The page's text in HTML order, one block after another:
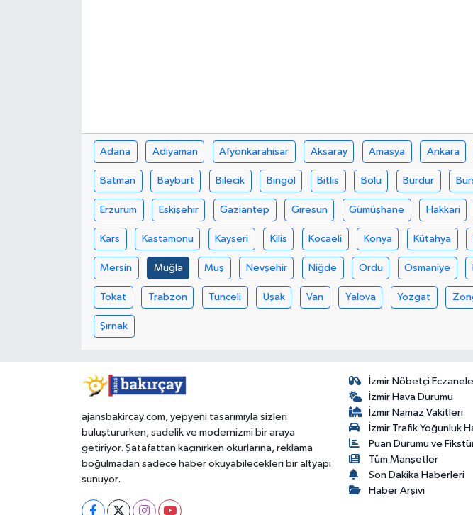
Adana Adıyaman Afyonkarahisar Aksaray Amasya Ankara
Batman Bayburt Bilecik Bingöl Bitlis Bolu Burdur
Erzurum Eskişehir Gaziantep Giresun Gümüşhane Hakkari
Kars Kastamonu Kayseri Kilis Kocaeli Konya Kütahya
Mersin Muğla Muş Nevşehir Niğde Ordu Osmaniye
Tokat Trabzon Tunceli Uşak Van Yalova Yozgat
Şırnak
ajansbakircay.com, yepyeni tasarımıyla sizleri
buluştururken, sadelik ve modernizmi bir araya
getiriyor. Şatafattan kaçınırken okurlarına, reklama
boğulmadan sadece haber okuyabilecekleri bir altyapı
sunuyor.
İzmir Nöbetçi
İzmir Hava Durumu
İzmir Namaz Vakitleri
İzmir Trafik Yoğunluk
Puan Durumu ve
Tüm Manşetler
Son Dakika Haberleri
Haber Arşivi